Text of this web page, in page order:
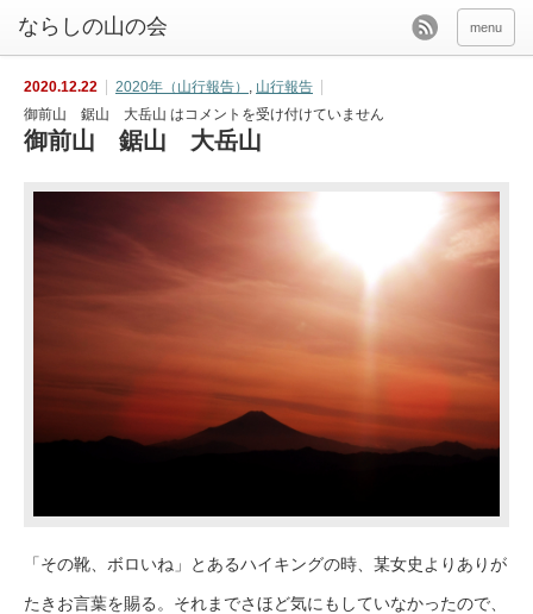
menu
2020.12.22 2020年（山行報告） , 山行報告
御前山 鋸山 大岳山 はコメントを受け付けていません
御前山 鋸山 大岳山
「その靴、ボロいね」とあるハイキングの時、某女史よりありが
たきお言葉を賜る。それまでさほど気にもしていなかったので、